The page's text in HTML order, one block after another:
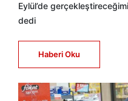
Eylül’de
dedi
Haberi Oku